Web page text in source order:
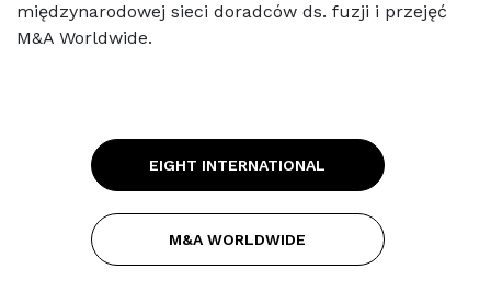
Doradztwo prawne
Doradztwo podatkowe dla firm
Księgowość, kadry i płace
Immigration 360°
międzynarodowej sieci doradców ds. fuzji i przejęć
M&A Worldwide.
EIGHT INTERNATIONAL
M&A WORLDWIDE